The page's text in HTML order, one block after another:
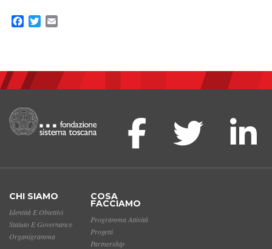
Facebook
Twitter
CHI SIAMO
Identità E Obiettivi
Statuto E Governance
Organigramma
COSA
FACCIAMO
Programma Attività
Progetti
Partnership